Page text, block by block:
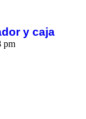
y caja
pm